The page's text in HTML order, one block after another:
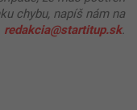
chybu, napíš nám na
redakcia@startitup.sk.